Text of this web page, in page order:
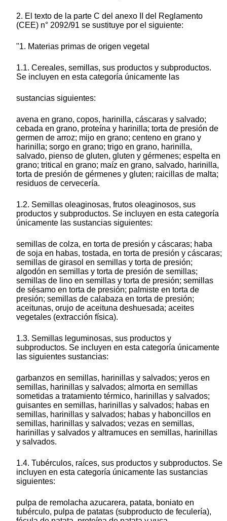
2. El texto de la parte C del anexo II del Reglamento
(CEE) n° 2092/91 se sustituye por el siguiente:
"1. Materias primas de origen vegetal
1.1. Cereales, semillas, sus productos y subproductos.
Se incluyen en esta categoría únicamente las
sustancias siguientes:
avena en grano, copos, harinilla, cáscaras y salvado;
cebada en grano, proteína y harinilla; torta de presión de
germen de arroz; mijo en grano; centeno en grano y
harinilla; sorgo en grano; trigo en grano, harinilla,
salvado, pienso de gluten, gluten y gérmenes; espelta en
grano; tritical en grano; maíz en grano, salvado, harinilla,
torta de presión de gérmenes y gluten; raicillas de malta;
residuos de cervecería.
1.2. Semillas oleaginosas, frutos oleaginosos, sus
productos y subproductos. Se incluyen en esta categoría
únicamente las sustancias siguientes:
semillas de colza, en torta de presión y cáscaras; haba
de soja en habas, tostada, en torta de presión y cáscaras;
semillas de girasol en semillas y torta de presión;
algodón en semillas y torta de presión de semillas;
semillas de lino en semillas y torta de presión; semillas
de sésamo en torta de presión; palmiste en torta de
presión; semillas de calabaza en torta de presión;
aceitunas, orujo de aceituna deshuesada; aceites
vegetales (extracción física).
1.3. Semillas leguminosas, sus productos y
subproductos. Se incluyen en esta categoría únicamente
las siguientes sustancias:
garbanzos en semillas, harinillas y salvados; yeros en
semillas, harinillas y salvados; almorta en semillas
sometidas a tratamiento térmico, harinillas y salvados;
guisantes en semillas, harinillas y salvados; habas en
semillas, harinillas y salvados; habas y haboncillos en
semillas, harinillas y salvados; vezas en semillas,
harinillas y salvados y altramuces en semillas, harinillas
y salvados.
1.4. Tubérculos, raíces, sus productos y subproductos. Se
incluyen en esta categoría únicamente las sustancias
siguientes:
pulpa de remolacha azucarera, patata, boniato en
tubérculo, pulpa de patatas (subproducto de feculería),